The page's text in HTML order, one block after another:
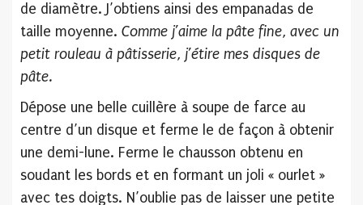
de diamètre. J’obtiens ainsi des empanadas de
taille moyenne. Comme j’aime la pâte fine, avec un
petit rouleau à pâtisserie, j’étire mes disques de
pâte.
Dépose une belle cuillère à soupe de farce au
centre d’un disque et ferme le de façon à obtenir
une demi-lune. Ferme le chausson obtenu en
soudant les bords et en formant un joli « ourlet »
avec tes doigts. N’oublie pas de laisser une petite